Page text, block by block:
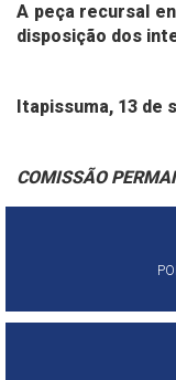
A peça recursal
disposição dos
Itapissuma, 13 de
COMISSÃO